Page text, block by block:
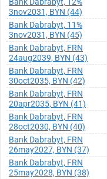
3nov2031, BYN (44)
Bank Dabrabyt, 11%
3nov2031, BYN (45)
Bank Dabrabyt, FRN
24aug2039, BYN (43)
Bank Dabrabyt, FRN
30oct2035, BYN (42)
Bank Dabrabyt, FRN
20apr2035, BYN (41)
Bank Dabrabyt, FRN
28oct2030, BYN (40)
Bank Dabrabyt, FRN
26may2027, BYN (37)
Bank Dabrabyt, FRN
25may2028, BYN (38)